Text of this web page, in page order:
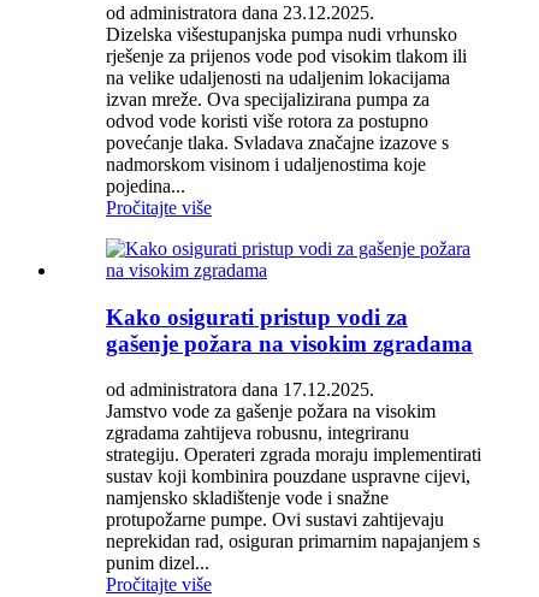
od administratora dana 23.12.2025.
Dizelska višestupanjska pumpa nudi vrhunsko
rješenje za prijenos vode pod visokim tlakom ili
na velike udaljenosti na udaljenim lokacijama
izvan mreže. Ova specijalizirana pumpa za
odvod vode koristi više rotora za postupno
povećanje tlaka. Svladava značajne izazove s
nadmorskom visinom i udaljenostima koje
pojedina...
Pročitajte više
Kako osigurati pristup vodi za
gašenje požara na visokim zgradama
od administratora dana 17.12.2025.
Jamstvo vode za gašenje požara na visokim
zgradama zahtijeva robusnu, integriranu
strategiju. Operateri zgrada moraju implementirati
sustav koji kombinira pouzdane uspravne cijevi,
namjensko skladištenje vode i snažne
protupožarne pumpe. Ovi sustavi zahtijevaju
neprekidan rad, osiguran primarnim napajanjem s
punim dizel...
Pročitajte više